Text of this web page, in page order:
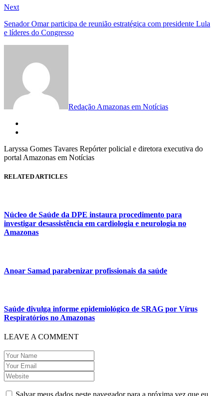
NextNext
Senador Omar participa de reunião estratégica com presidente Lula
e líderes do Congresso
Redação Amazonas em Notícias
Laryssa Gomes Tavares Repórter policial e diretora executiva do
portal Amazonas em Notícias
RELATED ARTICLES
Núcleo de Saúde da DPE instaura procedimento para
investigar desassistência em cardiologia e neurologia no
Amazonas
Anoar Samad parabenizar profissionais da saúde
Saúde divulga informe epidemiológico de SRAG por Vírus
Respiratórios no Amazonas
LEAVE A COMMENT